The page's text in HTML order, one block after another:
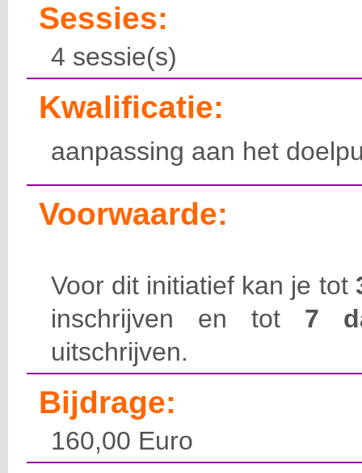
Sessies:
4 sessie(s)
Kwalificatie:
aanpassing aan het
Voorwaarde:
Voor dit initiatief kan je tot
inschrijven en tot 7
uitschrijven.
Bijdrage:
160,00 Euro